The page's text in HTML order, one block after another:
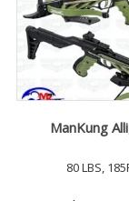
ManKung
80 LBS,